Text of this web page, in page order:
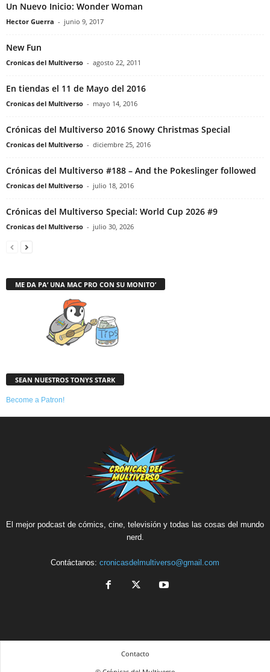
Un Nuevo Inicio: Wonder Woman
Hector Guerra - junio 9, 2017
New Fun
Cronicas del Multiverso - agosto 22, 2011
En tiendas el 11 de Mayo del 2016
Cronicas del Multiverso - mayo 14, 2016
Crónicas del Multiverso 2016 Snowy Christmas Special
Cronicas del Multiverso - diciembre 25, 2016
Crónicas del Multiverso #188 – And the Pokeslinger followed
Cronicas del Multiverso - julio 18, 2016
Crónicas del Multiverso Special: World Cup 2026 #9
Cronicas del Multiverso - julio 30, 2026
ME DA PA’ UNA MAC PRO CON SU MONITO’
SEAN NUESTROS TONYS STARK
Become a Patron!
El mejor podcast de cómics, cine, televisión y todas las cosas del mundo
nerd.
Contáctanos: cronicasdelmultiverso@gmail.com
Contacto